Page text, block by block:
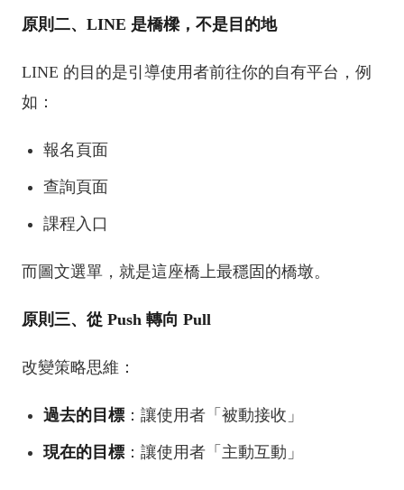
原則二、LINE 是橋樑，不是目的地
LINE 的目的是引導使用者前往你的自有平台，例
如：
報名頁面
查詢頁面
課程入口
而圖文選單，就是這座橋上最穩固的橋墩。
原則三、從 Push 轉向 Pull
改變策略思維：
過去的目標 ：讓使用者「被動接收」
現在的目標 ：讓使用者「主動互動」